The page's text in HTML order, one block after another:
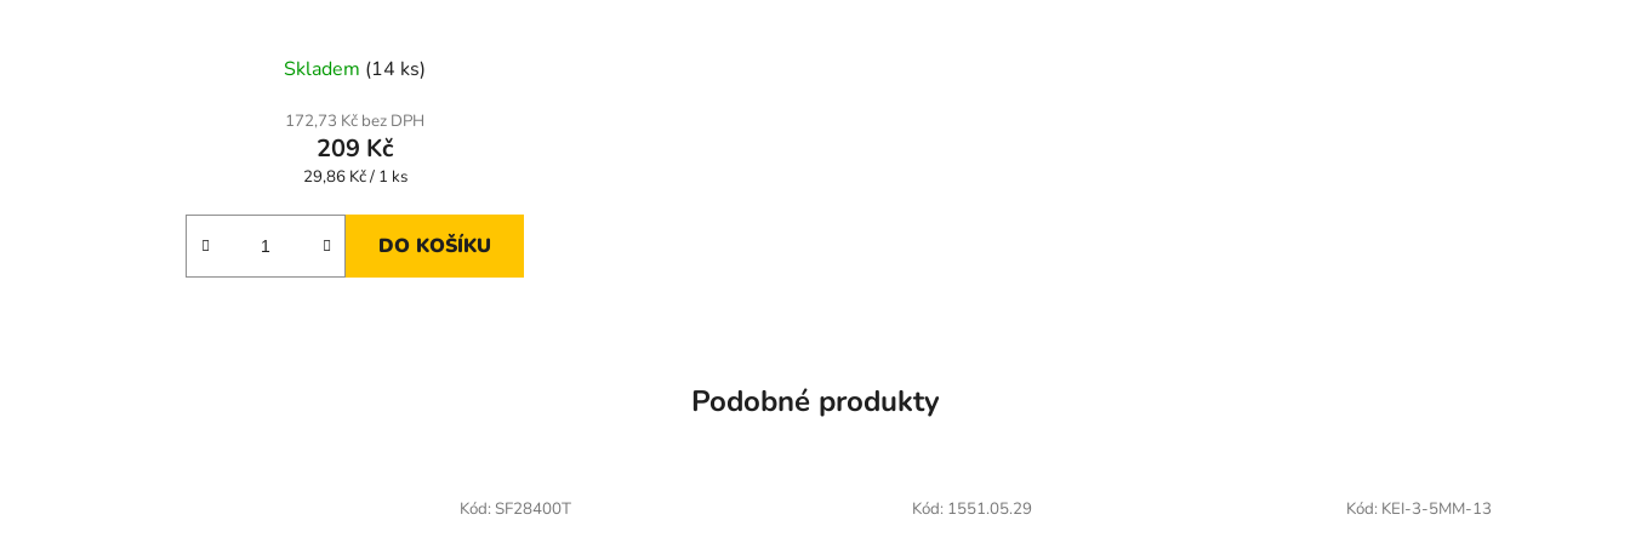
Skladem (14 ks)
172,73 Kč bez DPH
209 Kč
Měrná
29,86 Kč / 1 ks
DO KOŠÍKU
Podobné produkty
Kód:SF28400T Kód: 1551.05.29 Kód: KEI-3-5MM-13